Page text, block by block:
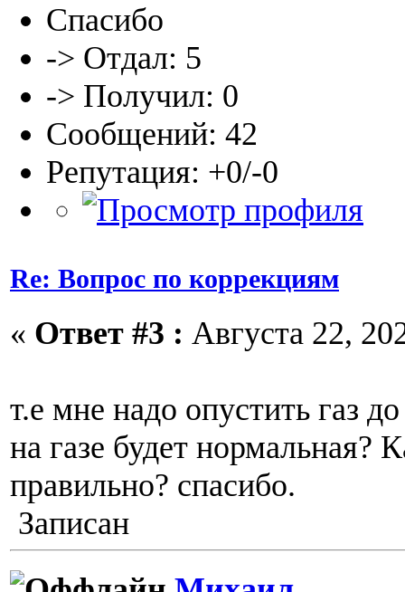
Спасибо
-> Отдал: 5
-> Получил: 0
Сообщений: 42
Репутация: +0/-0
Re: Вопрос по коррекциям
« Ответ #3 : Августа 22,
т.е мне надо опустить газ
на газе будет нормальная?
правильно? спасибо.
Записан